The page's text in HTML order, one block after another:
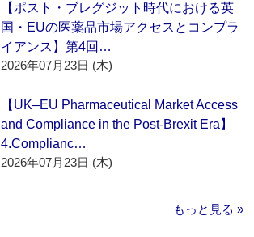
【ポスト・ブレグジット時代における英
国・EUの医薬品市場アクセスとコンプラ
イアンス】第4回…
2026年07月23日 (木)
【UK–EU Pharmaceutical Market Access
and Compliance in the Post-Brexit Era】
4.Complianc…
2026年07月23日 (木)
もっと見る »